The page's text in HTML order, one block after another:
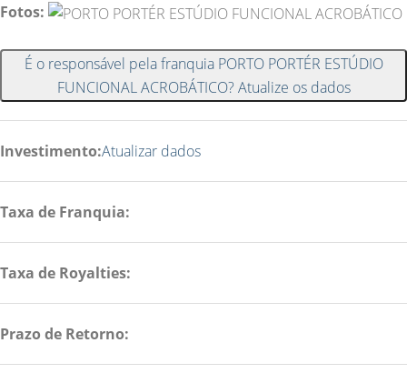
Fotos:
É o responsável pela franquia PORTO PORTÉR ESTÚDIO
FUNCIONAL ACROBÁTICO? Atualize os dados
Investimento:Atualizar dados
Taxa de Franquia:
Taxa de Royalties:
Prazo de Retorno: